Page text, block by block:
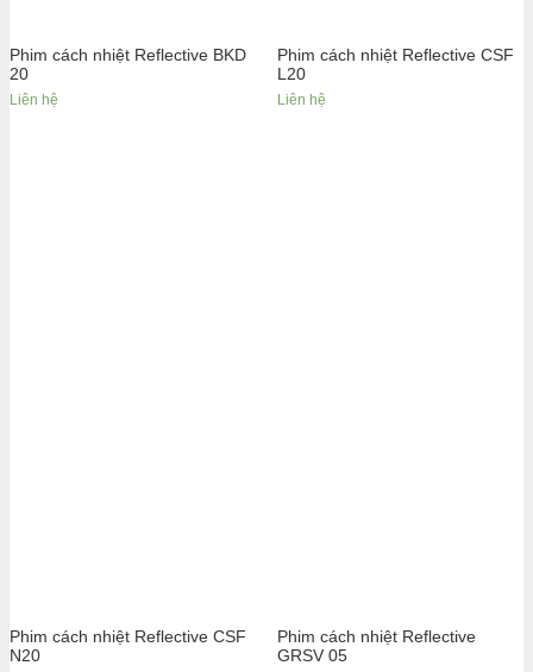
Phim cách nhiệt Reflective BKD
20
Liên hệ
Phim cách nhiệt Reflective CSF
L20
Liên hệ
Phim cách nhiệt Reflective CSF
N20
Phim cách nhiệt Reflective
GRSV 05